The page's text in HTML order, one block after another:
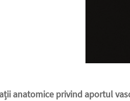
anatomice privind aportul